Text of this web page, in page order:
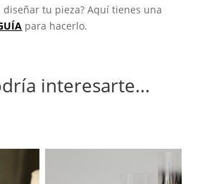
diseñar tu pieza? Aquí tienes una
para hacerlo.
interesarte...